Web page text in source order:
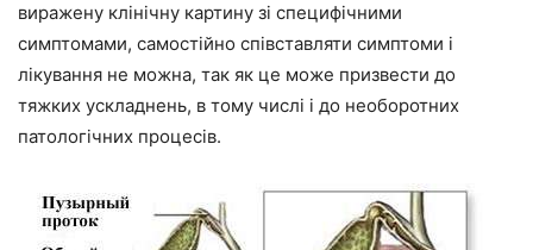
виражену клінічну картину зі специфічними
симптомами, самостійно співставляти симптоми і
лікування не можна, так як це може призвести до
тяжких ускладнень, в тому числі і до необоротних
патологічних процесів.